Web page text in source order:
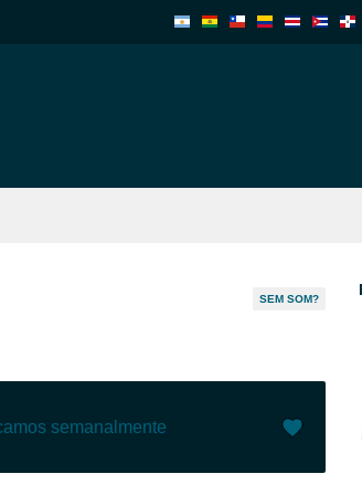
SEM SOM?
semanalmente